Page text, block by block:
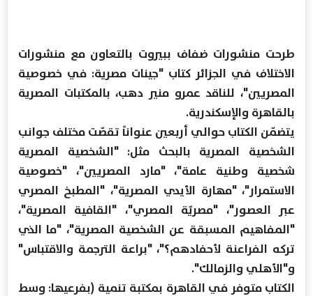
طرحت منشورات ضفاف ببيروت بالتعاون مع منشورات
الاختلاف في الجزائر كتاب "جينات مصرية: في خصوصية
المصريين"، للناقد عمرو منير دهب، بالمكتبات المصرية
بالقاهرة والإسكندرية.
يتضمّن الكتاب حوالي أربعين عنواناً تقصّت مختلف جوانب
الشخصية المصرية بالبحث مثل: "الشخصية المصرية
شخصية وطنية عامة"، "مارد المصريين"، "خصوصية
الاستمرار"، "مهارة الأيدي المصرية"، "المطبخ المصري
عبر العصور"، "مصريّة المصري"، "القافية المصرية"،
"المفاهيم المسبقة عن الشخصية المصرية"، "ما الذي
تركه الفراعنة لأحفادهم؟"، "براعة الترجمة والاقتباس"
و"الأهلي والزمالك".
الكتاب متوفر في القاهرة بمكتبة تنمية (بفرعيها: وسط